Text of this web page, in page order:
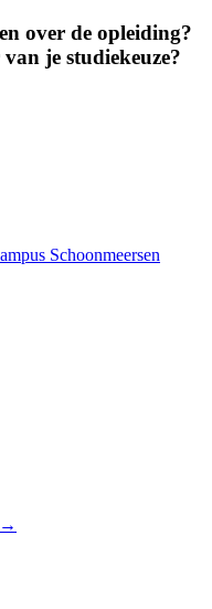
over de opleiding?
je studie­keuze?
Schoonmeersen
→